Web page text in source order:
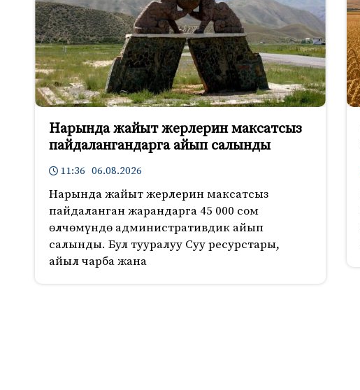
Нарында жайыт жерлерин максатсыз
пайдалангандарга айып салынды
11:36 06.08.2026
Нарында жайыт жерлерин максатсыз
пайдаланган жарандарга 45 000 сом
өлчөмүндө административдик айып
салынды. Бул тууралуу Суу ресурстары,
айыл чарба жана